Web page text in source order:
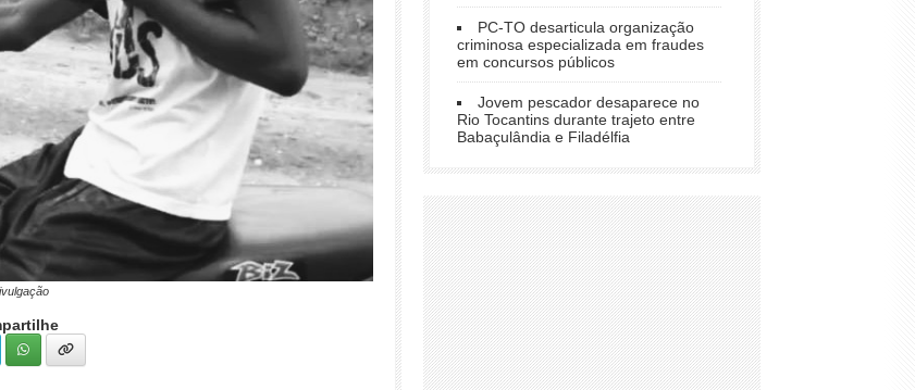
PC-TO desarticula organização
criminosa especializada em fraudes
em concursos públicos
Jovem pescador desaparece no
Rio Tocantins durante trajeto entre
Babaçulândia e Filadélfia